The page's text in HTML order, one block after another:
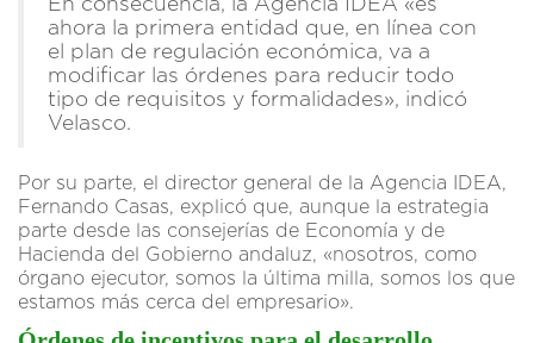
En consecuencia, la Agencia IDEA «es
ahora la primera entidad que, en línea con
el plan de regulación económica, va a
modificar las órdenes para reducir todo
tipo de requisitos y formalidades», indicó
Velasco.
Por su parte, el director general de la Agencia IDEA,
Fernando Casas, explicó que, aunque la estrategia
parte desde las consejerías de Economía y de
Hacienda del Gobierno andaluz, «nosotros, como
órgano ejecutor, somos la última milla, somos los que
estamos más cerca del empresario».